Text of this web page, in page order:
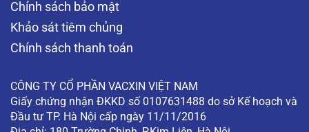
Chính sách bảo mật
Khảo sát tiêm chủng
Chính sách thanh toán
CÔNG TY CỔ PHẦN VACXIN VIỆT NAM
Giấy chứng nhận ĐKKD số 0107631488 do sở Kế hoạch và
Đầu tư TP. Hà Nội cấp ngày 11/11/2016